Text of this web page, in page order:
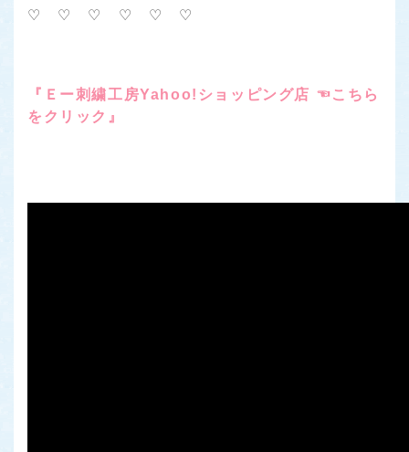
♡ ♡ ♡ ♡ ♡ ♡
『Ｅー刺繍工房Yahoo!ショッピング店 ☜こちら
をクリック』